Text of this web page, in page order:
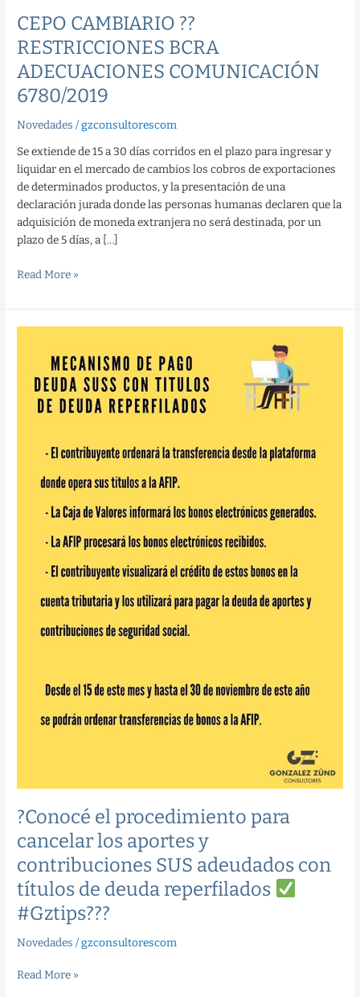
CEPO CAMBIARIO ??
RESTRICCIONES BCRA
ADECUACIONES COMUNICACIÓN
6780/2019
Novedades /gzconsultorescom
Se extiende de 15 a 30 días corridos en el plazo para ingresar y
liquidar en el mercado de cambios los cobros de exportaciones
de determinados productos, y la presentación de una
declaración jurada donde las personas humanas declaren que la
adquisición de moneda extranjera no será destinada, por un
plazo de 5 días, a […]
Read More »
?Conocé el procedimiento para
cancelar los aportes y
contribuciones SUS adeudados con
títulos de deuda reperfilados
#Gztips??‍?
Novedades /gzconsultorescom
Conocé
procedimiento
aportes
contribuciones
deuda
Read More »